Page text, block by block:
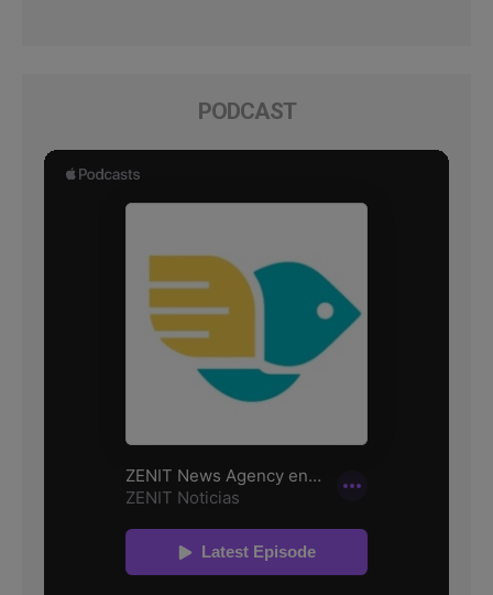
PODCAST